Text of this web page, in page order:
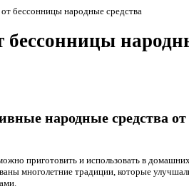
от бессонницы народные средства
бессонницы
народные средства от
приготовить и использовать в
многолетние традиции, которые